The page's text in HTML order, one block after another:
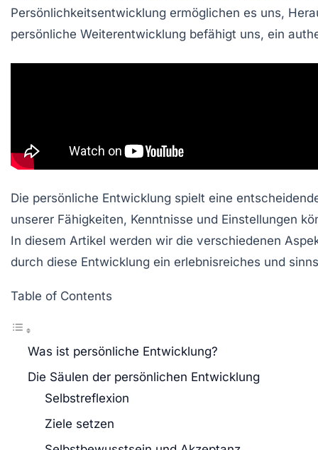
Persönlichkeitsentwicklung ermöglichen es uns,
persönliche Weiterentwicklung befähigt uns, ein
Die persönliche Entwicklung spielt eine
unserer Fähigkeiten, Kenntnisse und Einstellungen
In diesem Artikel werden wir die verschiedenen
durch diese Entwicklung ein erlebnisreiches und
Table of Contents
Was ist persönliche Entwicklung?
Die Säulen der persönlichen Entwicklung
Selbstreflexion
Ziele setzen